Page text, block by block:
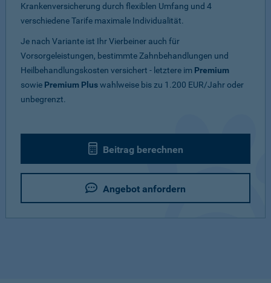
Krankenversicherung durch flexiblen Umfang und 4
verschiedene Tarife maximale Individualität.
Je nach Variante ist Ihr Vierbeiner auch für
Vorsorgeleistungen, bestimmte Zahnbehandlungen und
Heilbehandlungskosten versichert - letztere im Premium
sowie Premium Pluswahlweise bis zu 1.200 EUR/Jahr oder
unbegrenzt.
Beitrag berechnen
Angebot anfordern